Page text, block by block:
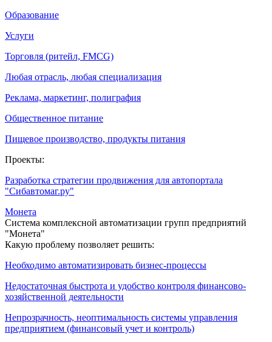
Образование
Услуги
Торговля (ритейл, FMCG)
Любая отрасль, любая специализация
Реклама, маркетинг, полиграфия
Общественное питание
Пищевое производство, продукты питания
Проекты:
Разработка стратегии продвижения для автопортала
"Сибавтомаг.ру"
Монета
Система комплексной автоматизации групп предприятий
"Монета"
Какую проблему позволяет решить:
Необходимо автоматизировать бизнес-процессы
Недостаточная быстрота и удобство контроля финансово-
хозяйственной деятельности
Непрозрачность, неоптимальность системы управления
предприятием (финансовый учет и контроль)